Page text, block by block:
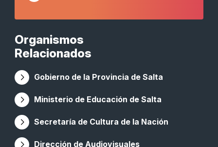
Organismos
Relacionados
Gobierno de la Provincia de Salta
Ministerio de Educación de Salta
Secretaría de Cultura de la Nación
Dirección de Audiovisuales